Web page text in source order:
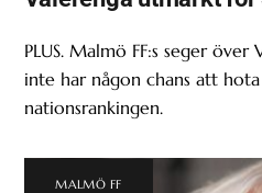
PLUS. Malmö FF:s seger
inte har någon chans att
nationsrankingen.
MALMÖ FF